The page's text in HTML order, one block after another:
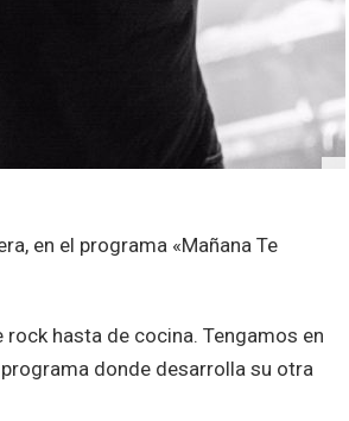
en el programa «Mañana Te
hasta de cocina. Tengamos en
donde desarrolla su otra